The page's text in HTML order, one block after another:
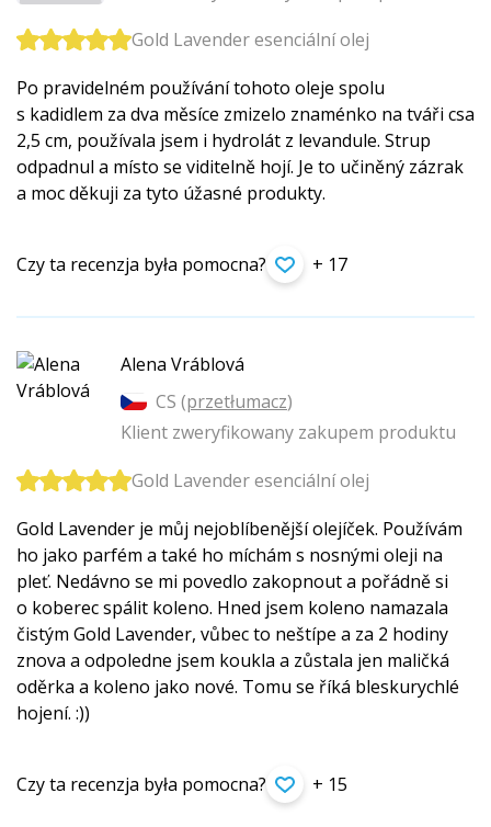
Gold Lavender esenciální olej
Po pravidelném používání tohoto oleje spolu
s kadidlem za dva měsíce zmizelo znaménko na tváři csa
2,5 cm, používala jsem i hydrolát z levandule. Strup
odpadnul a místo se viditelně hojí. Je to učiněný zázrak
a moc děkuji za tyto úžasné produkty.
Czy ta recenzja była pomocna? + 17
Alena Vráblová
CS (przetłumacz)
Klient zweryfikowany zakupem produktu
Gold Lavender esenciální olej
Gold Lavender je můj nejoblíbenější olejíček. Používám
ho jako parfém a také ho míchám s nosnými oleji na
pleť. Nedávno se mi povedlo zakopnout a pořádně si
o koberec spálit koleno. Hned jsem koleno namazala
čistým Gold Lavender, vůbec to neštípe a za 2 hodiny
znova a odpoledne jsem koukla a zůstala jen maličká
oděrka a koleno jako nové. Tomu se říká bleskurychlé
hojení. :))
Czy ta recenzja była pomocna? + 15